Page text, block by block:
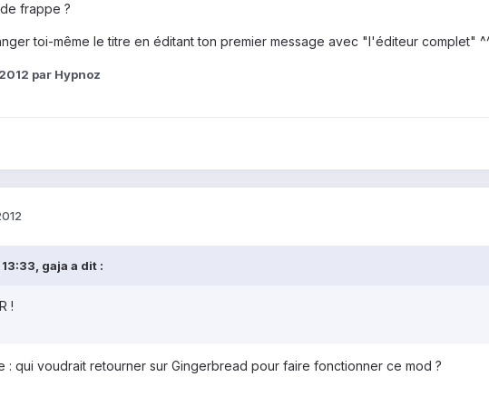
frappe ?
toi-même le titre en éditant ton premier message avec "l'éditeur complet"
par Hypnoz
13:33, gaja a dit :
!
: qui voudrait retourner sur Gingerbread pour faire fonctionner ce mod ?